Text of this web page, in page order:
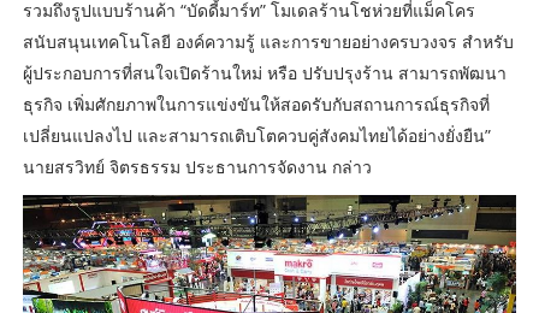
รวมถึงรูปแบบร้านค้า “บัดดี้มาร์ท” โมเดลร้านโชห่วยที่แม็คโคร
สนับสนุนเทคโนโลยี องค์ความรู้ และการขายอย่างครบวงจร สำหรับ
ผู้ประกอบการที่สนใจเปิดร้านใหม่ หรือ ปรับปรุงร้าน สามารถพัฒนา
ธุรกิจ เพิ่มศักยภาพในการแข่งขันให้สอดรับกับสถานการณ์ธุรกิจที่
เปลี่ยนแปลงไป และสามารถเติบโตควบคู่สังคมไทยได้อย่างยั่งยืน”
นายสรวิทย์ จิตรธรรม ประธานการจัดงาน กล่าว